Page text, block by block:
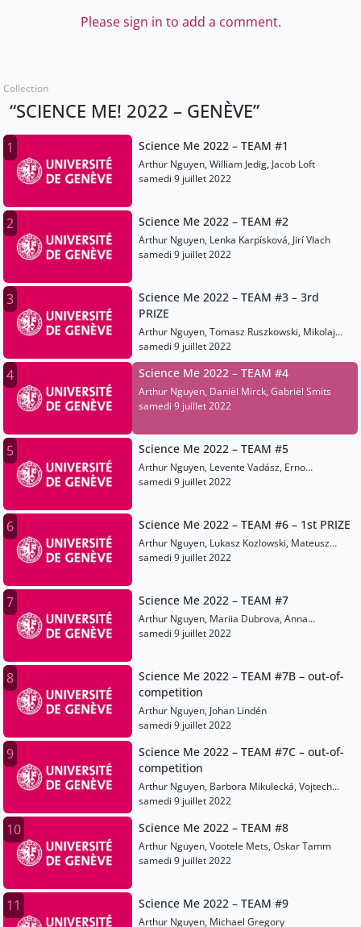
Please sign in to add a comment.
Collection
“SCIENCE ME! 2022 – GENÈVE”
1 Science Me 2022 – TEAM #1
Arthur Nguyen, William Jedig, Jacob Loft
samedi 9 juillet 2022
2 Science Me 2022 – TEAM #2
Arthur Nguyen, Lenka Karpísková, Jirí Vlach
samedi 9 juillet 2022
3
Science Me 2022 – TEAM #3 – 3rd
PRIZE
Arthur Nguyen, Tomasz Ruszkowski, Mikolaj
Karpisski
samedi 9 juillet 2022
4 Science Me 2022 – TEAM #4
Arthur Nguyen, Daniël Mirck, Gabriël Smits
samedi 9 juillet 2022
5 Science Me 2022 – TEAM #5
Arthur Nguyen, Levente Vadász, Erno
Gyarmathy
samedi 9 juillet 2022
6 Science Me 2022 – TEAM #6 – 1st PRIZE
Arthur Nguyen, Lukasz Kozlowski, Mateusz
Sienczewski
samedi 9 juillet 2022
7 Science Me 2022 – TEAM #7
Arthur Nguyen, Mariia Dubrova, Anna
Makarova
samedi 9 juillet 2022
8
Science Me 2022 – TEAM #7B – out-of-
competition
Arthur Nguyen, Johan Lindén
samedi 9 juillet 2022
9
Science Me 2022 – TEAM #7C – out-of-
competition
Arthur Nguyen, Barbora Mikulecká, Vojtech
Hanák
samedi 9 juillet 2022
10 Science Me 2022 – TEAM #8
Arthur Nguyen, Vootele Mets, Oskar Tamm
samedi 9 juillet 2022
11 Science Me 2022 – TEAM #9
Arthur Nguyen, Michael Gregory